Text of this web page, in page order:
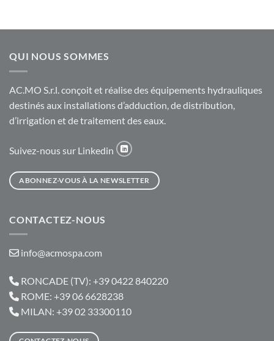
QUI NOUS SOMMES
AC.MO S.r.l. conçoit et réalise des équipements hydrauliques
destinés aux installations d’adduction, de distribution,
d’irrigation et de traitement des eaux.
Suivez-nous sur Linkedin
ABONNEZ-VOUS À LA NEWSLETTER
CONTACTEZ-NOUS
info@acmospa.com
RONCADE (TV): +39 0422 840220
ROME: +39 06 6628238
MILAN: +39 02 33300110